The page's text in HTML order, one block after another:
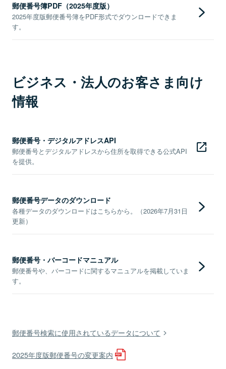
郵便番号簿PDF（2025年度版）
2025年度版郵便番号簿をPDF形式でダウンロードできま
す。
ビジネス・法人のお客さま向け
情報
郵便番号・デジタルアドレスAPI
郵便番号とデジタルアドレスから住所を取得できる公式API
を提供。
郵便番号データのダウンロード
各種データのダウンロードはこちらから。（2026年7月31日
更新）
郵便番号・バーコードマニュアル
郵便番号や、バーコードに関するマニュアルを掲載していま
す。
郵便番号検索に使用されているデータについて
2025年度版郵便番号の変更案内